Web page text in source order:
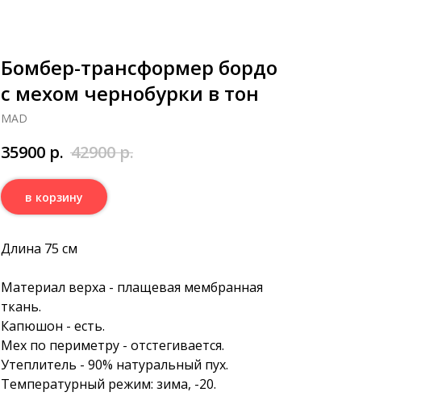
Бомбер-трансформер бордо
с мехом чернобурки в тон
MAD
35900 р. 42900р.
в корзину
Длина 75 см
Материал верха - плащевая мембранная
ткань.
Капюшон - есть.
Мех по периметру - отстегивается.
Утеплитель - 90% натуральный пух.
Температурный режим: зима, -20.